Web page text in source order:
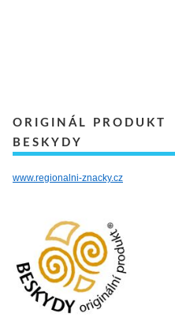
ORIGINÁL PRODUKT
BESKYDY
www.regionalni-znacky.cz